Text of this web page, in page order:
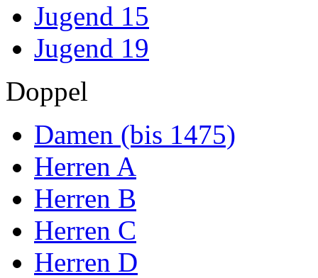
Jugend 15
Jugend 19
Doppel
Damen (bis 1475)
Herren A
Herren B
Herren C
Herren D